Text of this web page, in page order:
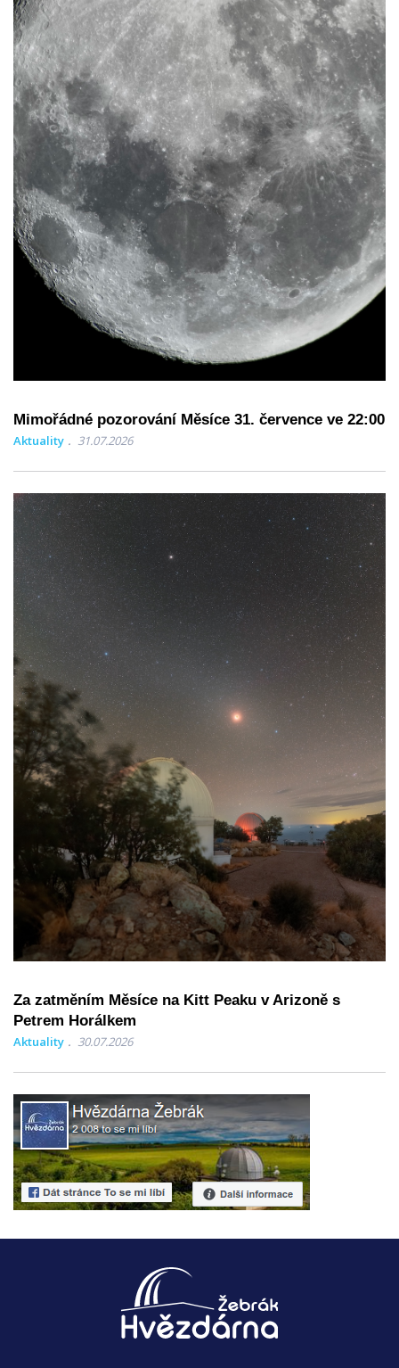
Mimořádné pozorování Měsíce 31. července ve 22:00
Aktuality 31.07.2026
Za zatměním Měsíce na Kitt Peaku v Arizoně s
Petrem Horálkem
Aktuality 30.07.2026